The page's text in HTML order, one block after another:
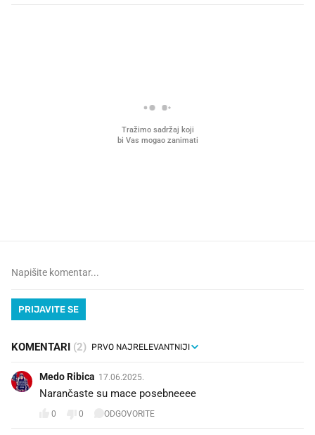
PRIJAVITE SE
KOMENTARI (2)
Medo Ribica 17.06.2025.
Narančaste su mace posebneeee
0 0 ODGOVORITE